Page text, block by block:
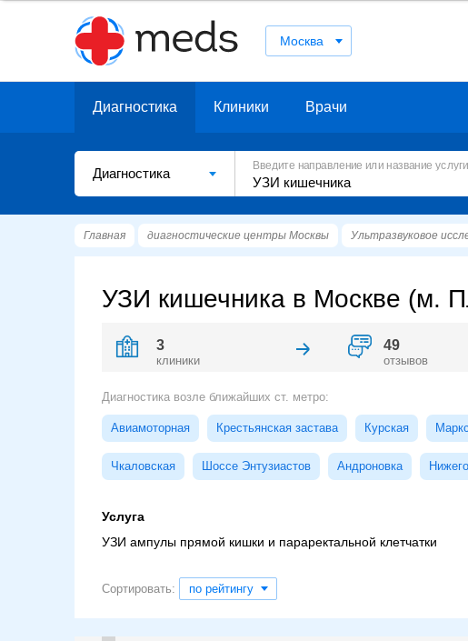
Москва
Диагностика Клиники Врачи
Диагностика
Введите направление или название услуги
Главная диагностические центры Москвы Ультразвуковое
УЗИ кишечника в Москве (м.
3
клиники
49
отзывов
Диагностика возле ближайших ст. метро:
Авиамоторная Крестьянская застава Курская
Чкаловская Шоссе Энтузиастов Андроновка
Услуга
УЗИ ампулы прямой кишки и параректальной клетчатки
Сортировать: по рейтингу